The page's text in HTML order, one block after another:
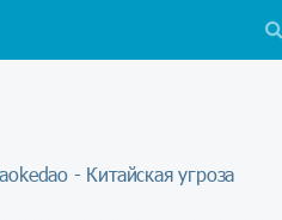
- Китайская угроза